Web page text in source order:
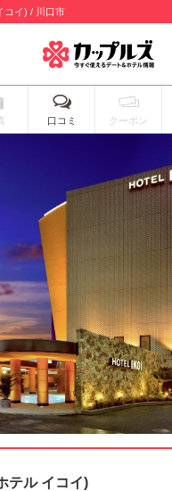
コイ) / 川口市
口コミ クーポン
テル イコイ)